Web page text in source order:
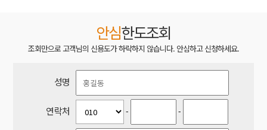
안심한도조회
조회만으로 고객님의 신용도가 하락하지 않습니다. 안심하고 신청하세요.
성명
연락처 - -